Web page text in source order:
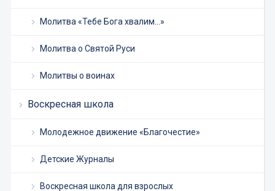
Молитва «Тебе Бога хвалим…»
Молитва о Святой Руси
Молитвы о воинах
Воскресная школа
Молодежное движение «Благочестие»
Детские Журналы
Воскресная школа для взрослых